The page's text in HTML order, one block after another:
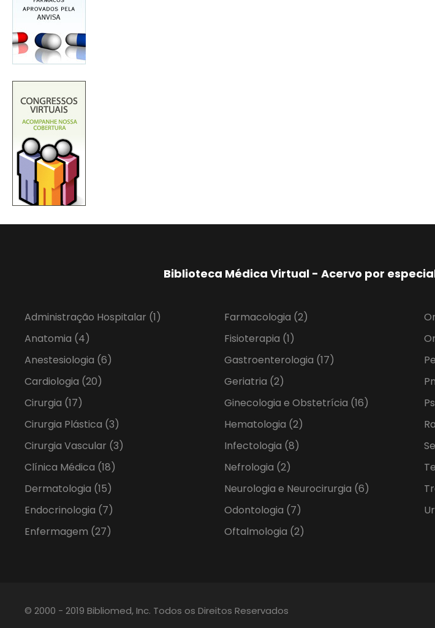
Biblioteca Médica Virtual - Acervo por
Administração Hospitalar (1)
Anatomia (4)
Anestesiologia (6)
Cardiologia (20)
Cirurgia (17)
Cirurgia Plástica (3)
Cirurgia Vascular (3)
Clínica Médica (18)
Dermatologia (15)
Endocrinologia (7)
Enfermagem (27)
Farmacologia (2)
Fisioterapia (1)
Gastroenterologia (17)
Geriatria (2)
Ginecologia e Obstetrícia (16)
Hematologia (2)
Infectologia (8)
Nefrologia (2)
Neurologia e Neurocirurgia (6)
Odontologia (7)
Oftalmologia (2)
© 2000 - 2019 Bibliomed, Inc. Todos os Direitos Reservados